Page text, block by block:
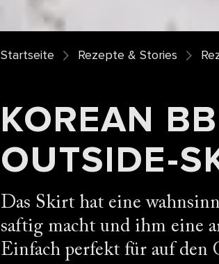
Startseite Rezepte & Stories
KOREAN
OUTSIDE-
Das Skirt hat eine
saftig macht und ihm eine
Einfach perfekt für auf den